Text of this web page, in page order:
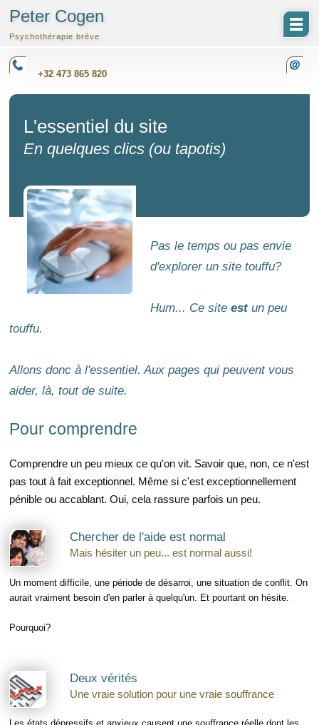
Peter Cogen
Psychothérapie brève
+32 473 865 820
L'essentiel du site
En quelques clics (ou tapotis)
Pas le temps ou pas envie
d'explorer un site touffu?
Hum... Ce site estun peu
touffu.
Allons donc à l'essentiel. Aux pages qui peuvent vous
aider, là, tout de suite.
Pour comprendre
Comprendre un peu mieux ce qu'on vit. Savoir que, non, ce n'est
pas tout à fait exceptionnel. Même si c'est exceptionnellement
pénible ou accablant. Oui, cela rassure parfois un peu.
Chercher de l'aide est normal
Mais hésiter un peu... est normal aussi!
Un moment difficile, une période de désarroi, une situation de conflit. On
aurait vraiment besoin d'en parler à quelqu'un. Et pourtant on hésite.
Pourquoi?
Deux vérités
Une vraie solution pour une vraie souffrance